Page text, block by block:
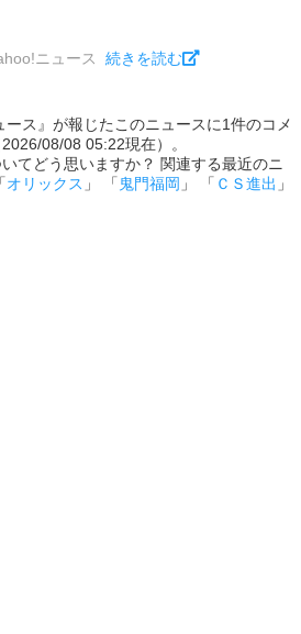
ニュース 続きを読む
ス』が報じたこのニュースに1件のコメ
08/08 05:22現在）。
てどう思いますか？ 関連する最近のニ
オリックス 」 「 鬼門福岡 」 「 ＣＳ進出 」